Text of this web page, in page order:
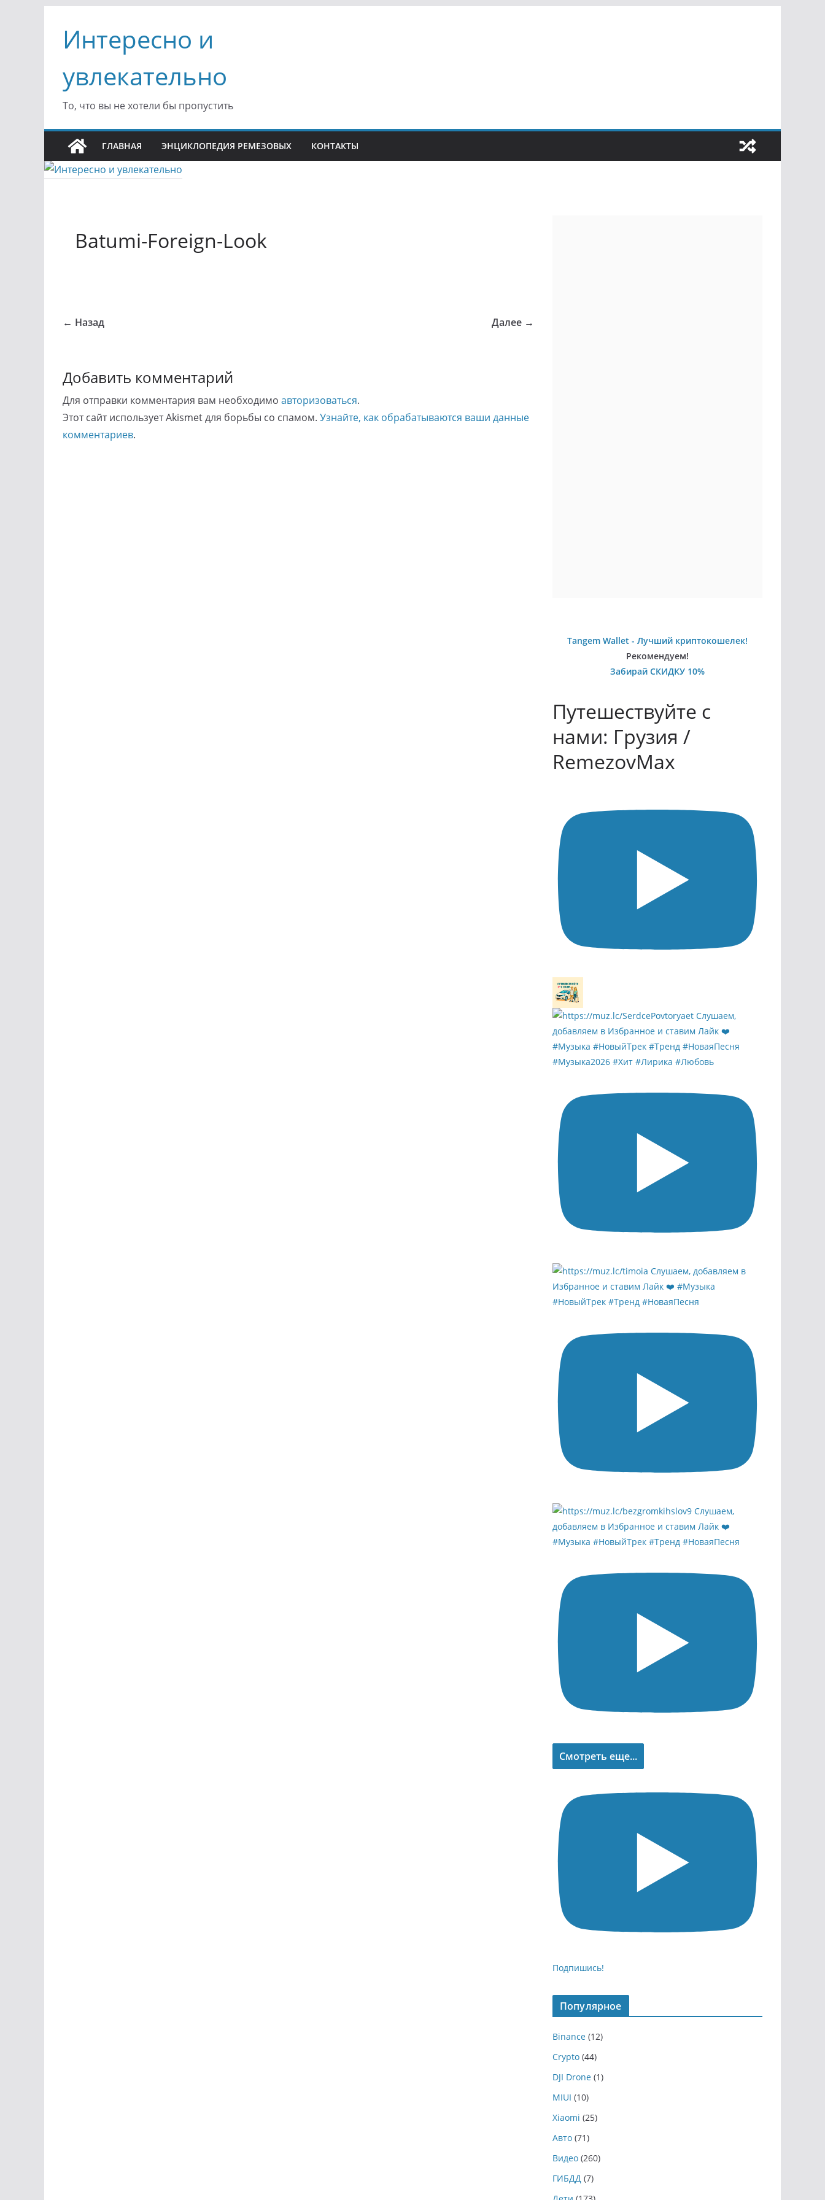
содержимому
Интересно и
увлекательно
То, что вы не хотели бы пропустить
ГЛАВНАЯ ЭНЦИКЛОПЕДИЯ РЕМЕЗОВЫХ КОНТАКТЫ
Batumi-Foreign-Look
← Назад Далее →
Добавить комментарий
Для отправки комментария вам необходимо авторизоваться.
Этот сайт использует Akismet для борьбы со спамом. Узнайте, как обрабатываются ваши данные
комментариев.
Tangem Wallet - Лучший криптокошелек!
Рекомендуем!
Забирай СКИДКУ 10%
Путешествуйте с
нами: Грузия /
RemezovMax
Смотреть еще...
Подпишись!
Популярное
Binance (12)
Crypto (44)
DJI Drone (1)
MIUI (10)
Xiaomi (25)
Авто (71)
Видео (260)
ГИБДД (7)